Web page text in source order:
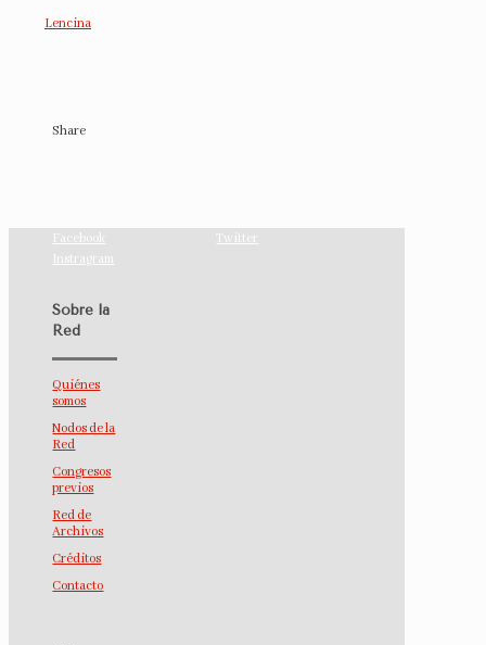
Lencina
Share
Facebook
Twitter
Instragram
Sobre la
Red
Quiénes
somos
Nodos de la
Red
Congresos
previos
Red de
Archivos
Créditos
Contacto